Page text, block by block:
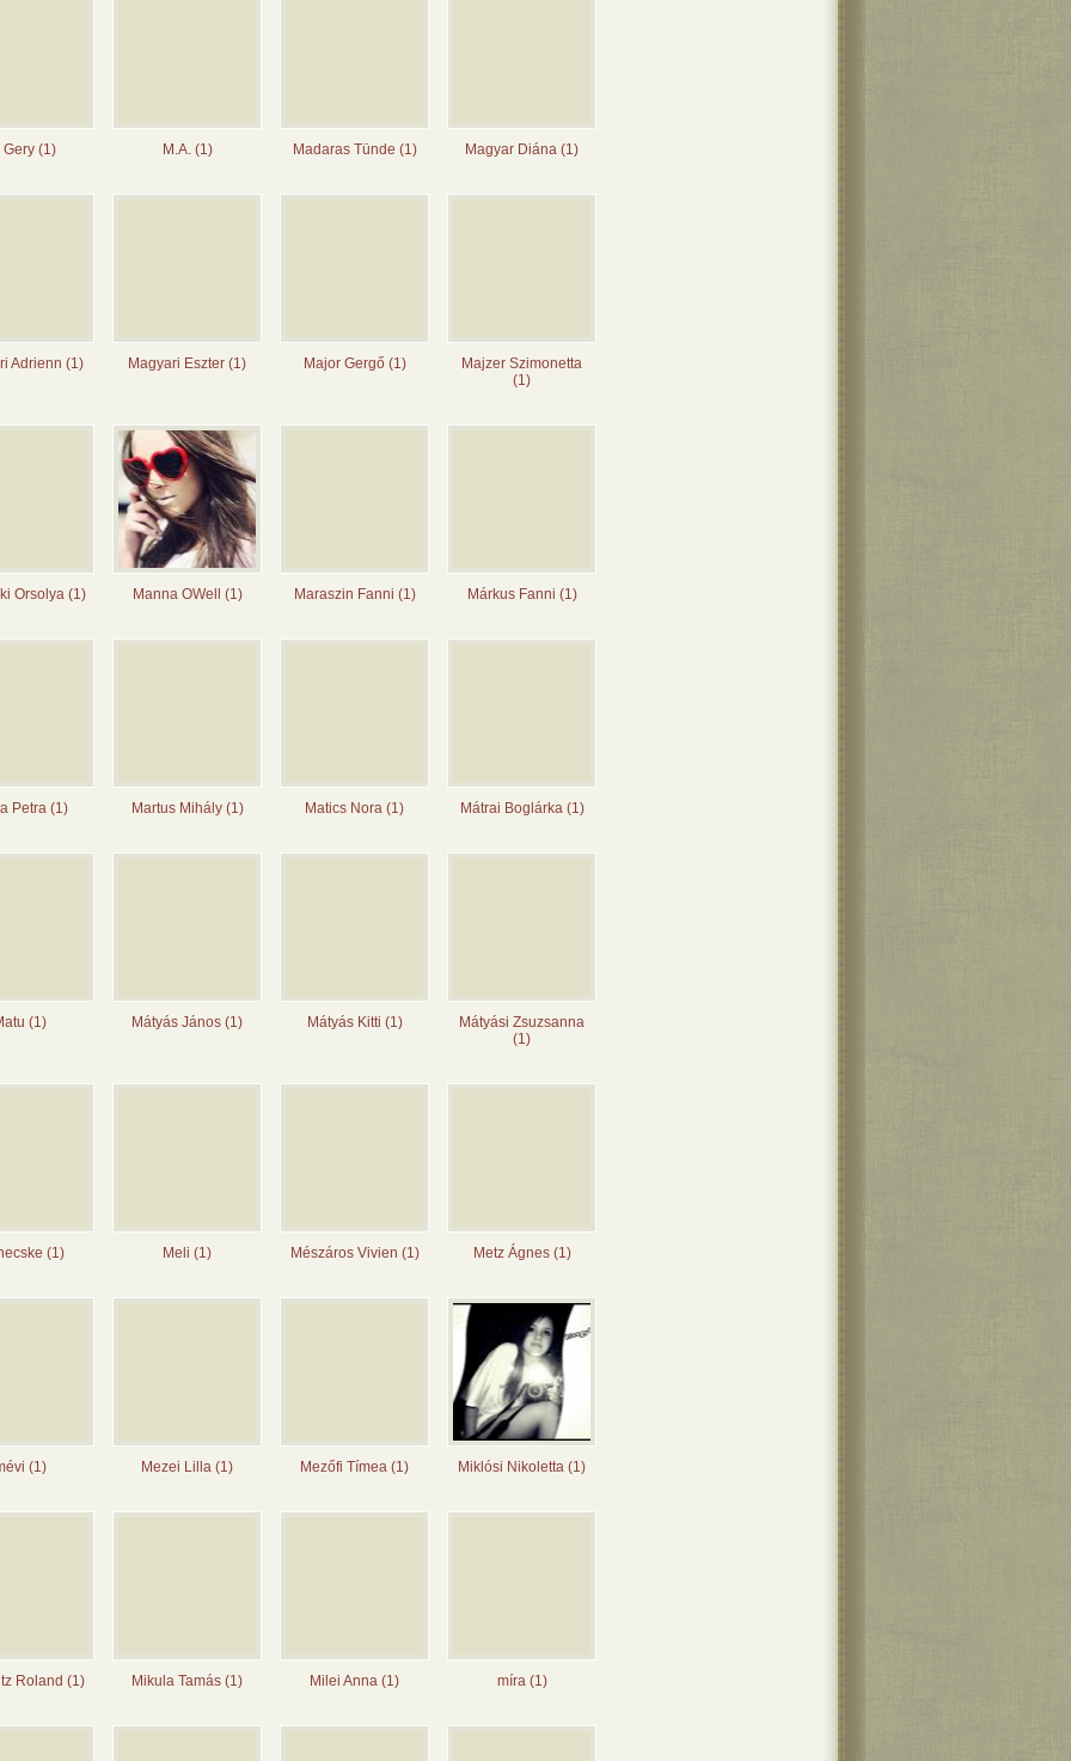
Gery (1) M.A. (1) Madaras Tünde (1) Magyar Diána (1)
Adrienn (1) Magyari Eszter (1) Major Gergő (1)
Majzer Szimonetta
(1)
Orsolya (1) Manna OWell (1) Maraszin Fanni (1) Márkus Fanni (1)
Petra (1) Martus Mihály (1) Matics Nora (1) Mátrai Boglárka (1)
(1) Mátyás János (1) Mátyás Kitti (1)
Mátyási Zsuzsanna
(1)
(1) Meli (1) Mészáros Vivien (1) Metz Ágnes (1)
(1) Mezei Lilla (1) Mezőfi Tímea (1) Miklósi Nikoletta (1)
Roland (1) Mikula Tamás (1) Milei Anna (1) míra (1)